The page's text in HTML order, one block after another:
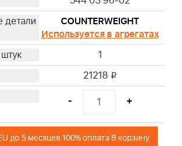
COUNTERWEIGHT
Используется в агрегатах
1
21218 i
- +
до 5 месяцев 100% оплата В корзину